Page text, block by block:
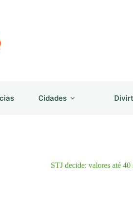
Cidades
STJ decide: valores até